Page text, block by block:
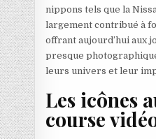
nippons tels que la
largement contribué à
offrant aujourd’hui aux
presque
leurs univers et leur
Les icônes
course